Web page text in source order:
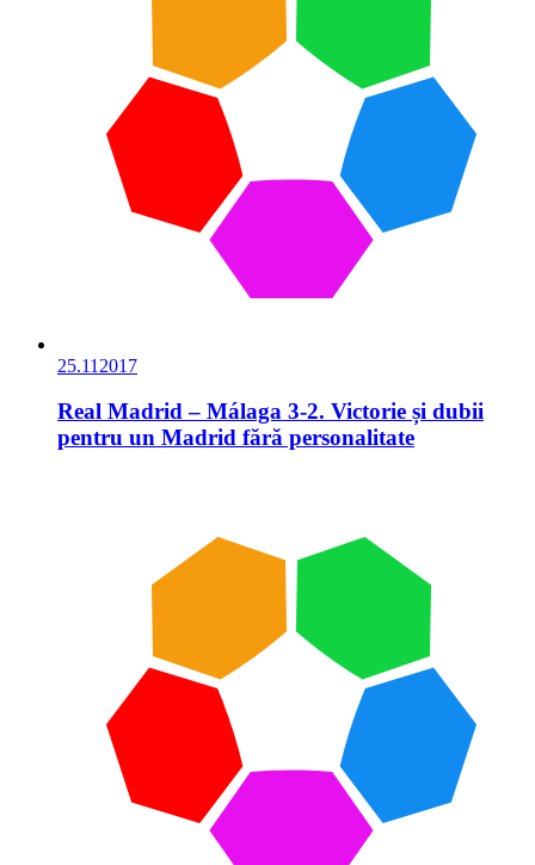
25.11 2017
Real Madrid – Málaga 3-2. Victorie și dubii
pentru un Madrid fără personalitate